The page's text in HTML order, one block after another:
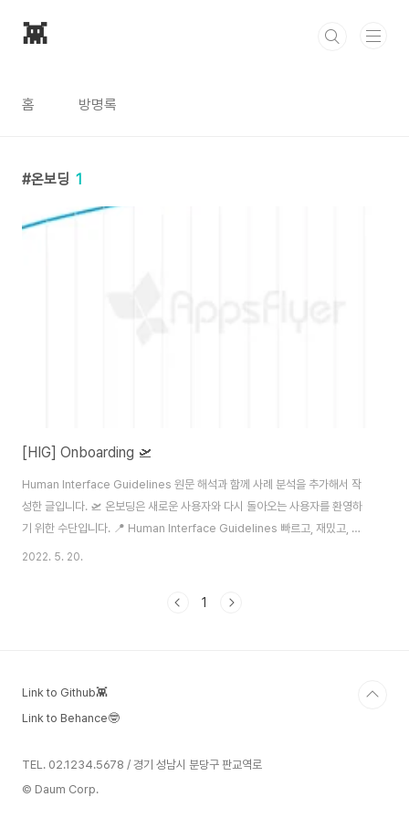
👾
홈 방명록
온보딩 1
[HIG] Onboarding 🛫
Human Interface Guidelines 원문 해석과 함께 사례 분석을 추가해서 작
성한 글입니다. 🛫 온보딩은 새로운 사용자와 다시 돌아오는 사용자를 환영하
기 위한 수단입니다. 📍 Human Interface Guidelines 빠르고, 재밌고, 서
비스에 대한 설명을 주며, 선택적으로 제공되는 온보딩은 사람들이 방해받지
Architecture - iOS - Human Interface Guidelines - Apple
2022. 5. 20.
1
Link to Github👾
Link to Behance🤓
TEL. 02.1234.5678 / 경기 성남시 분당구 판교역로
© Daum Corp.